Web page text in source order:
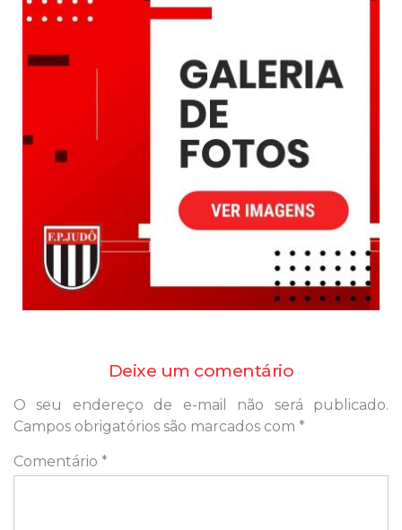
Deixe um comentário
O seu endereço de e-mail não será publicado.
Campos obrigatórios são marcados com *
Comentário *